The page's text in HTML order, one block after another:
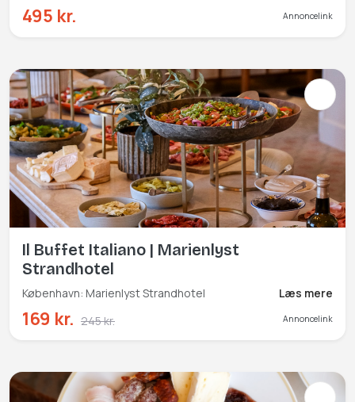
495 kr. Annoncelink
Il Buffet Italiano | Marienlyst
Strandhotel
København: Marienlyst Strandhotel Læs mere
169 kr. 245 kr. Annoncelink